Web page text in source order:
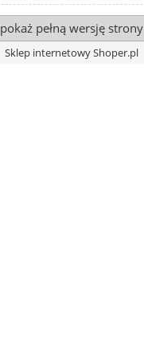
pokaż pełną wersję strony
Sklep internetowy Shoper.pl